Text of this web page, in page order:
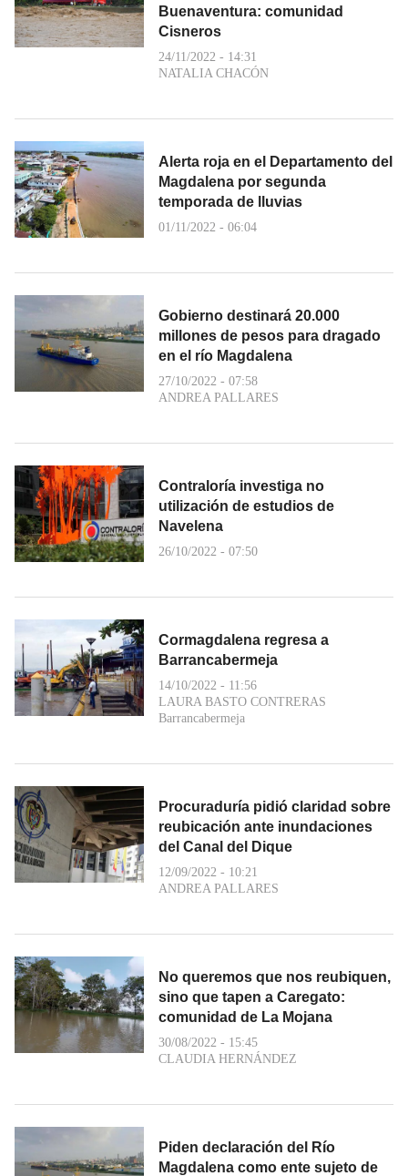
Buenaventura: comunidad
Cisneros
24/11/2022 - 14:31
NATALIA CHACÓN
Alerta roja en el Departamento del
Magdalena por segunda
temporada de lluvias
01/11/2022 - 06:04
Gobierno destinará 20.000
millones de pesos para dragado
en el río Magdalena
27/10/2022 - 07:58
ANDREA PALLARES
Contraloría investiga no
utilización de estudios de
Navelena
26/10/2022 - 07:50
Cormagdalena regresa a
Barrancabermeja
14/10/2022 - 11:56
LAURA BASTO CONTRERAS
Barrancabermeja
Procuraduría pidió claridad sobre
reubicación ante inundaciones
del Canal del Dique
12/09/2022 - 10:21
ANDREA PALLARES
No queremos que nos reubiquen,
sino que tapen a Caregato:
comunidad de La Mojana
30/08/2022 - 15:45
CLAUDIA HERNÁNDEZ
Piden declaración del Río
Magdalena como ente sujeto de